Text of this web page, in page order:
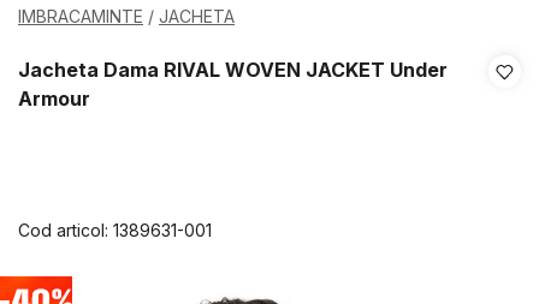
IMBRACAMINTE JACHETA
Jacheta Dama RIVAL WOVEN JACKET Under
Armour
Cod articol: 1389631-001